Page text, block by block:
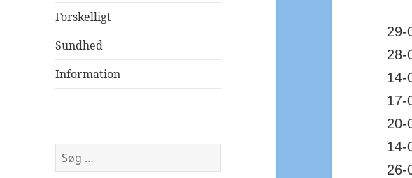
Forskelligt
Sundhed
Information
Søg
efter:
29-
28-
14-
17-
20-
14-
26-